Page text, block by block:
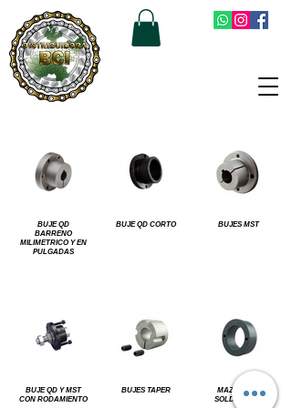
BUJE QD
BARRENO
MILIMETRICO Y EN
PULGADAS
BUJE QD CORTO BUJES MST
BUJE QD Y MST
CON RODAMIENTO
BUJES TAPER
MAZA PARA
SOLDAR MST